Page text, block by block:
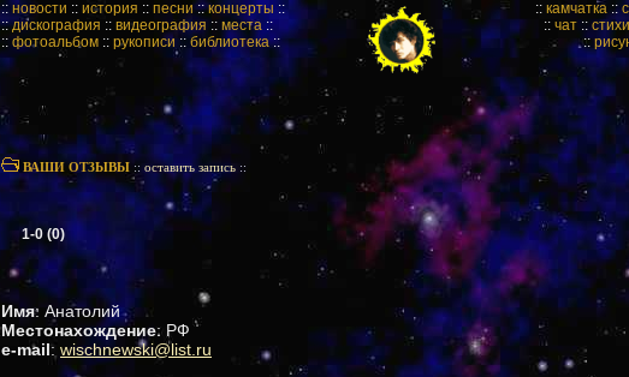
:: новости :: история :: песни::концерты ::
::дискография :: видеография :: места ::
:: фотоальбом :: рукописи :: библиотека::
:: камчатка ::
:: чат ::
::
ВАШИ ОТЗЫВЫ ::оставить запись ::
1-0 (0)
Имя: Анатолий
Местонахождение: РФ
e-mail: wischnewski@list.ru